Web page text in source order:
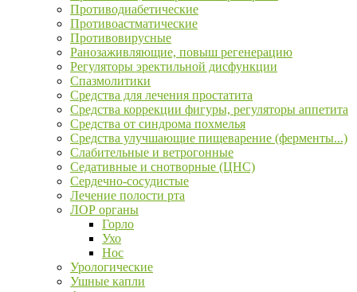
Противодиабетические
Противоастматические
Противовирусные
Ранозаживляющие, повыш регенерацию
Регуляторы эректильной дисфункции
Спазмолитики
Средства для лечения простатита
Средства коррекции фигуры, регуляторы аппетита
Средства от синдрома похмелья
Средства улучшающие пищеварение (ферменты...)
Слабительные и ветрогонные
Седативные и снотворные (ЦНС)
Сердечно-сосудистые
Лечение полости рта
ЛОР органы
Горло
Ухо
Нос
Урологические
Ушные капли